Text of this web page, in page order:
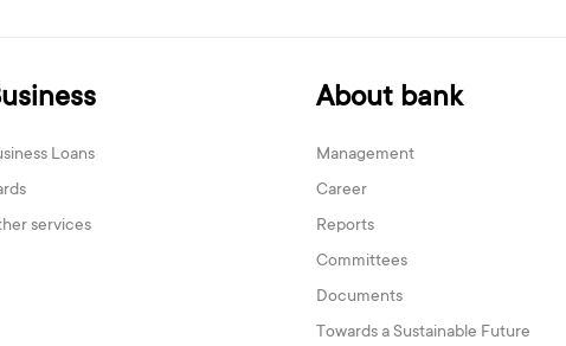
Loans
services
About bank
Management
Career
Reports
Committees
Documents
Towards a Sustainable Future